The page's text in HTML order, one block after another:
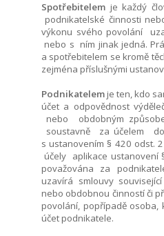
Spotřebitelem je každý
podnikatelské činnosti
výkonu svého povolání
nebo s ním jinak jedná.
a spotřebitelem se kromě
zejména příslušnými
Podnikatelemje ten, kdo
účet a odpovědnost
nebo obdobným
soustavně za účelem
s ustanovením § 420 odst.
účely aplikace ustanovení
považována za
uzavírá smlouvy
nebo obdobnou činností či
povolání, popřípadě
účet podnikatele.